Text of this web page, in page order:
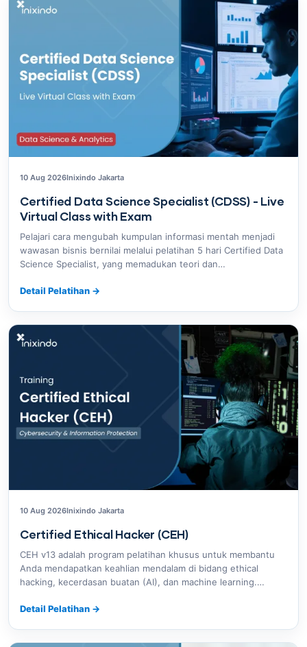
10 Aug 2026Inixindo Jakarta
Certified Data Science Specialist (CDSS) - Live
Virtual Class with Exam
Pelajari cara mengubah kumpulan informasi mentah menjadi
wawasan bisnis bernilai melalui pelatihan 5 hari Certified Data
Science Specialist, yang memadukan teori dan…
Detail Pelatihan →
10 Aug 2026Inixindo Jakarta
Certified Ethical Hacker (CEH)
CEH v13 adalah program pelatihan khusus untuk membantu
Anda mendapatkan keahlian mendalam di bidang ethical
hacking, kecerdasan buatan (AI), dan machine learning.…
Detail Pelatihan →